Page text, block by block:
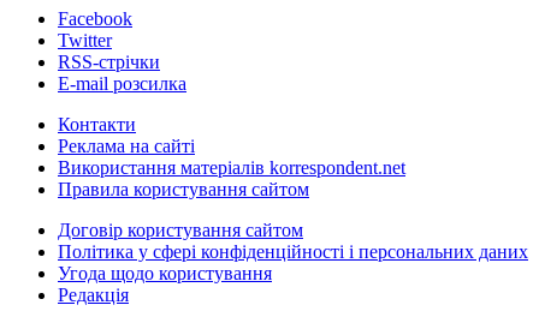
Facebook
Twitter
RSS-стрічки
E-mail розсилка
Контакти
Реклама на сайті
Використання матеріалів korrespondent.net
Правила користування сайтом
Договір користування сайтом
Політика у сфері конфіденційності і персональних даних
Угода щодо користування
Редакція